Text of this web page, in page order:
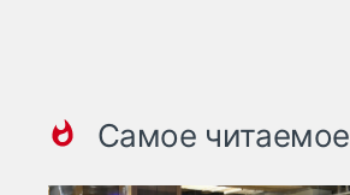
Самое читаемое